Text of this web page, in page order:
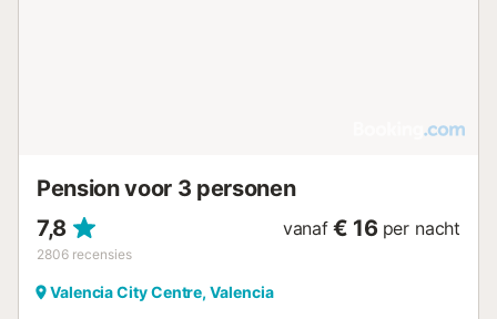
Pension voor 3 personen
7,8
2806 recensies
vanaf € 16 per nacht
Valencia City Centre, Valencia